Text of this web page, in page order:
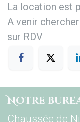
La location est
A venir
sur RDV
Notre
Chaussée de